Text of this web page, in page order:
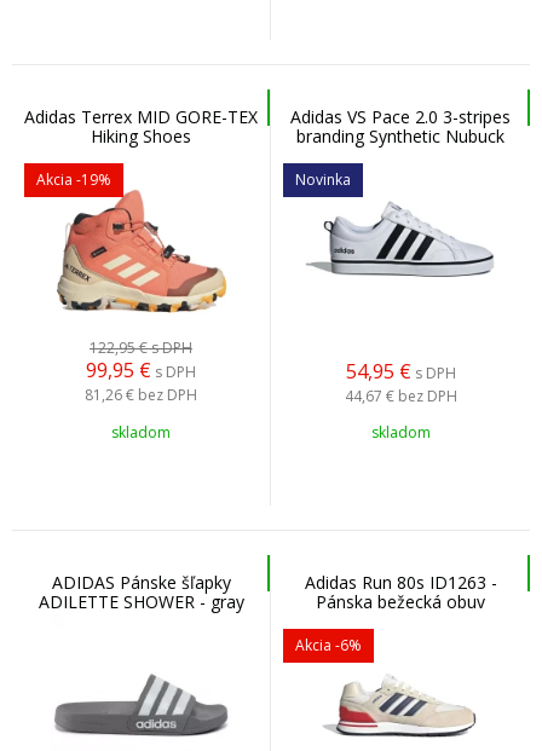
Adidas Terrex MID GORE-TEX
Hiking Shoes
Corfus/Wonwhi/Cblack -
Dámska/detská turistická
obuv
Akcia -19%
122,95 €s DPH
99,95 € s DPH
81,26 € bez DPH
skladom
Adidas VS Pace 2.0 3-stripes
branding Synthetic Nubuck
HP6010 - Pánska
voľnočasová obuv
Novinka
54,95 € s DPH
44,67 € bez DPH
skladom
ADIDAS Pánske šľapky
ADILETTE SHOWER - gray
Adidas Run 80s ID1263 -
Pánska bežecká obuv
Akcia -6%